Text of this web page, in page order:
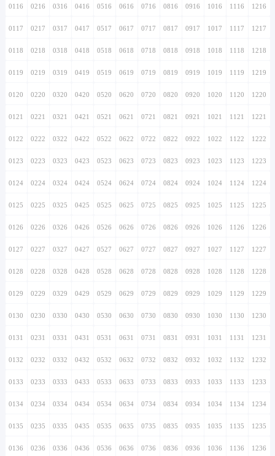
0116 0216 0316 0416 0516 0616 0716 0816 0916 1016 1116 1216
0117 0217 0317 0417 0517 0617 0717 0817 0917 1017 1117 1217
0118 0218 0318 0418 0518 0618 0718 0818 0918 1018 1118 1218
0119 0219 0319 0419 0519 0619 0719 0819 0919 1019 1119 1219
0120 0220 0320 0420 0520 0620 0720 0820 0920 1020 1120 1220
0121 0221 0321 0421 0521 0621 0721 0821 0921 1021 1121 1221
0122 0222 0322 0422 0522 0622 0722 0822 0922 1022 1122 1222
0123 0223 0323 0423 0523 0623 0723 0823 0923 1023 1123 1223
0124 0224 0324 0424 0524 0624 0724 0824 0924 1024 1124 1224
0125 0225 0325 0425 0525 0625 0725 0825 0925 1025 1125 1225
0126 0226 0326 0426 0526 0626 0726 0826 0926 1026 1126 1226
0127 0227 0327 0427 0527 0627 0727 0827 0927 1027 1127 1227
0128 0228 0328 0428 0528 0628 0728 0828 0928 1028 1128 1228
0129 0229 0329 0429 0529 0629 0729 0829 0929 1029 1129 1229
0130 0230 0330 0430 0530 0630 0730 0830 0930 1030 1130 1230
0131 0231 0331 0431 0531 0631 0731 0831 0931 1031 1131 1231
0132 0232 0332 0432 0532 0632 0732 0832 0932 1032 1132 1232
0133 0233 0333 0433 0533 0633 0733 0833 0933 1033 1133 1233
0134 0234 0334 0434 0534 0634 0734 0834 0934 1034 1134 1234
0135 0235 0335 0435 0535 0635 0735 0835 0935 1035 1135 1235
0136 0236 0336 0436 0536 0636 0736 0836 0936 1036 1136 1236